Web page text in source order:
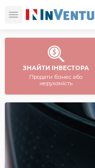
ЗНАЙТИ ІНВЕСТОРА
Продати бізнес або
нерухомість